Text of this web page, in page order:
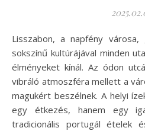
Lisszabon, a napfény városa, gazdag történelmével és
sokszínű kultúrájával minden
élményeket kínál. Az ódon
vibráló atmoszféra mellett a
magukért beszélnek. A helyi
egy étkezés, hanem egy
tradicionális portugál ételek